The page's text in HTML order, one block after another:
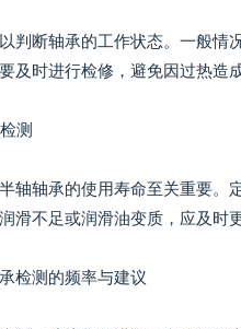
判断轴承的工作状态。一般情
及时进行检修，避免因过热造
测
轴轴承的使用寿命至关重要。
滑不足或润滑油变质，应及时更
检测的频率与建议